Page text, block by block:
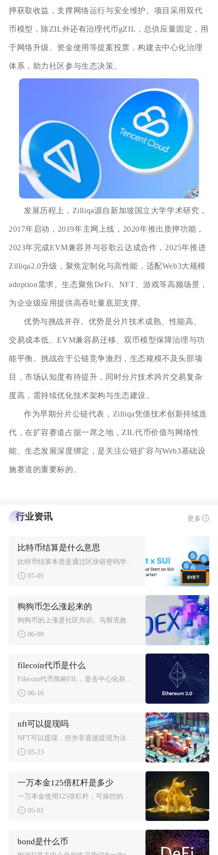
押获取收益，支撑网络运行与安全维护。项目采用双代
币模型，除ZIL外还有治理代币gZIL，总供应量固定，用
于网络升级、资金使用等提案投票，构建去中心化治理
体系，助力社区参与生态决策。
发展历程上，Zilliqa源自新加坡国立大学学术研究，
2017年启动，2019年主网上线，2020年推出质押功能，
2023年完成EVM兼容并与谷歌云达成合作，2025年推进
Zilliqa2.0升级，聚焦定制化与高性能，适配Web3大规模
adoption需求。生态聚焦DeFi、NFT、游戏等高频场景，
为企业级应用提供高吞吐量底层支撑。
优势与挑战并存。优势是分片技术成熟、性能高、
交易成本低、EVM兼容易迁移、双币模型保障治理与功
能平衡。挑战在于公链竞争激烈，生态规模不及头部项
目，市场认知度有待提升，同时分片技术跨片交易复杂
度高，需持续优化技术架构与生态建设。
作为早期分片公链代表，Zilliqa凭借技术创新持续迭
代，在扩容赛道占据一席之地，ZIL代币价值与网络性
能、生态发展深度绑定，是关注公链扩容与Web3基础设
施赛道的重要标的。
行业资讯 更多
比特币结算是什么意思
07-05
狗狗币怎么涨起来的
狗狗币的上涨是社区共识、马斯克效应、Meme文化传播、市场周期与机构入局五大因素共振的结果
06-09
filecoin代币是什么
06-16
nft可以提现吗
NFT可以提现，但并非直接提现为法币，而是需先在交易平台出售兑换为加密货币，再通过交易所变
05-23
一万本金125倍杠杆是多少
一万本金使用125倍杠杆，可操控的资金规模为125万元，这是币圈合约交易中杠杆放大资金的直
05-01
bond是什么币